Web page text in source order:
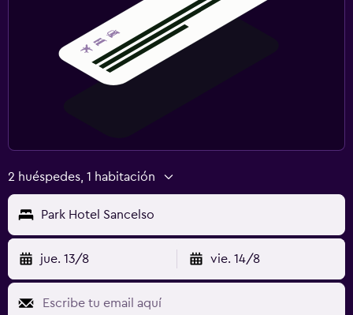
Cama plegable
Armario o clóset
Zona de trabajo
Fax/fotocopiadora
Gimnasio
Tenis
2 huéspedes, 1 habitación
Park Hotel Sancelso
jue. 13/8 vie. 14/8